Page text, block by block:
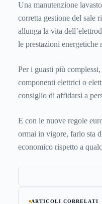
Una manutenzione
corretta gestione del sale
allunga la vita
le prestazioni energetiche
Per i guasti più
componenti elettrici o
consiglio di affidarsi a
E con le nuove regole
ormai in vigore, farlo sta
economico rispetto a
ARTICOLI CORRELATI